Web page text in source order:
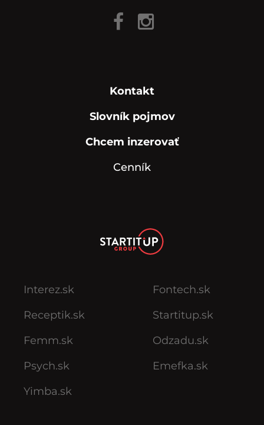
Kontakt
Slovník pojmov
Chcem inzerovať
Cenník
Interez.sk
Receptik.sk
Femm.sk
Psych.sk
Yimba.sk
Fontech.sk
Startitup.sk
Odzadu.sk
Emefka.sk